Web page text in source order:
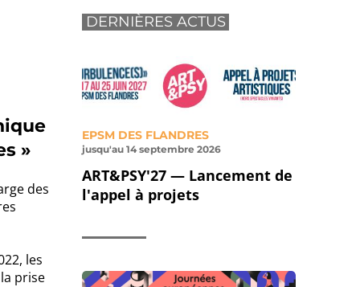
»
des
les
prise
DERNIÈRES ACTUS
EPSM DES FLANDRES
jusqu'au 14 septembre 2026
ART&PSY'27 — Lancement de
l'appel à projets